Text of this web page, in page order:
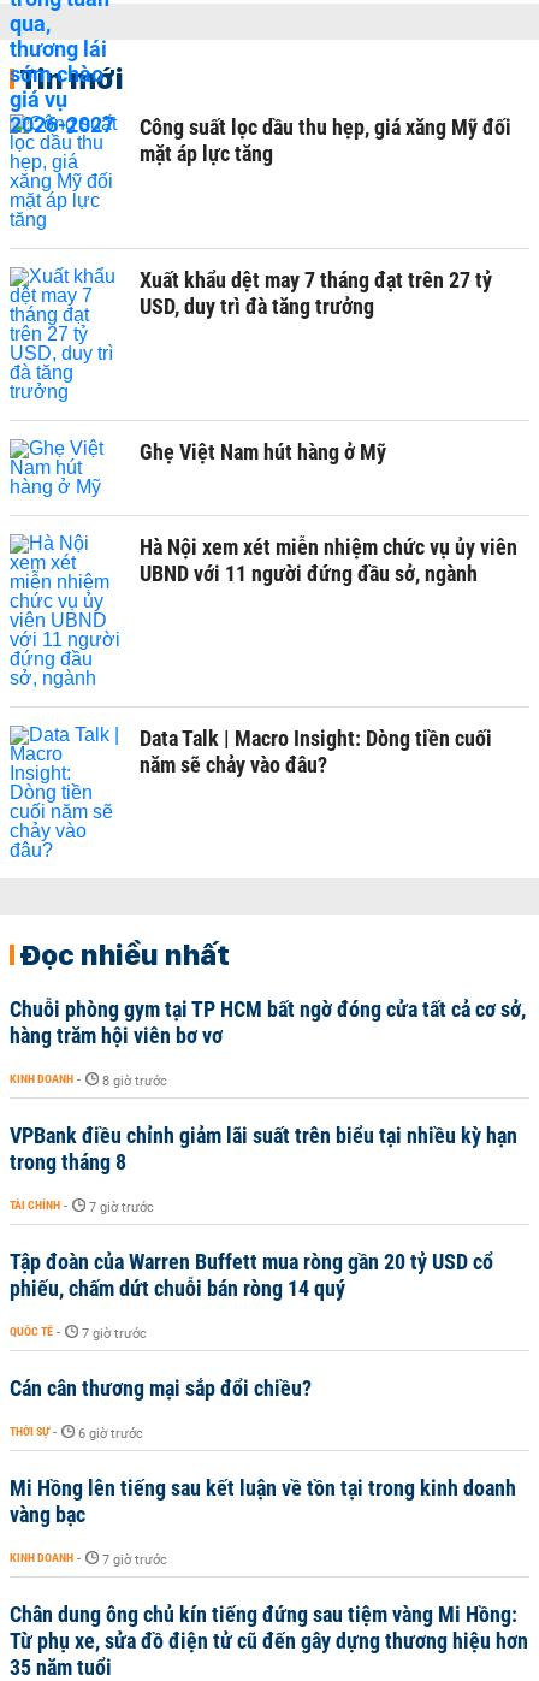
Tin mới
Công suất lọc dầu thu hẹp, giá xăng Mỹ đối
mặt áp lực tăng
Xuất khẩu dệt may 7 tháng đạt trên 27 tỷ
USD, duy trì đà tăng trưởng
Ghẹ Việt Nam hút hàng ở Mỹ
Hà Nội xem xét miễn nhiệm chức vụ ủy viên
UBND với 11 người đứng đầu sở, ngành
Data Talk | Macro Insight: Dòng tiền cuối
năm sẽ chảy vào đâu?
Đọc nhiều nhất
Chuỗi phòng gym tại TP HCM bất ngờ đóng cửa tất cả cơ sở,
hàng trăm hội viên bơ vơ
KINH DOANH - 8 giờ trước
VPBank điều chỉnh giảm lãi suất trên biểu tại nhiều kỳ hạn
trong tháng 8
TÀI CHÍNH - 7 giờ trước
Tập đoàn của Warren Buffett mua ròng gần 20 tỷ USD cổ
phiếu, chấm dứt chuỗi bán ròng 14 quý
QUỐC TẾ - 7 giờ trước
Cán cân thương mại sắp đổi chiều?
THỜI SỰ - 6 giờ trước
Mi Hồng lên tiếng sau kết luận về tồn tại trong kinh doanh
vàng bạc
KINH DOANH - 7 giờ trước
Chân dung ông chủ kín tiếng đứng sau tiệm vàng Mi Hồng:
Từ phụ xe, sửa đồ điện tử cũ đến gây dựng thương hiệu hơn
35 năm tuổi